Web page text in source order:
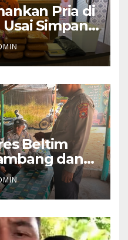
Pria di
Simpan
di Rumah
Beltim
dan